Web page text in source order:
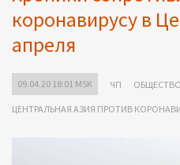
коронавирусу в
апреля
09.04.20 18:01 MSK ЧП ОБЩЕСТВО
ЦЕНТРАЛЬНАЯ АЗИЯ ПРОТИВ